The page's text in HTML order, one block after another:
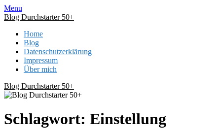
Skip
to
Menu
Blog Durchstarter 50+
Home
Blog
Datenschutzerklärung
Impressum
Über mich
Blog Durchstarter 50+
Schlagwort: Einstellung